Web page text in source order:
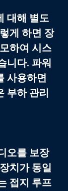
대해 별도
게 하면 장
하여 시스
니다. 파워
사용하면
부하 관리
오를 보장
치가 동일
접지 루프